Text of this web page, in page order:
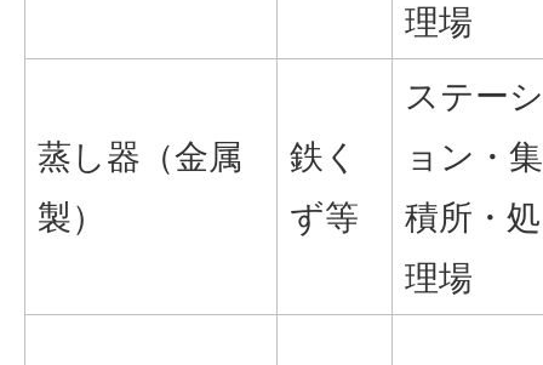
理場
蒸し器（金属
製）
鉄く
ず等
ステーシ
ョン・集
積所・処
理場